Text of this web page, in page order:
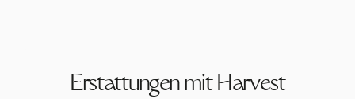
Erstattungen mit Harvest